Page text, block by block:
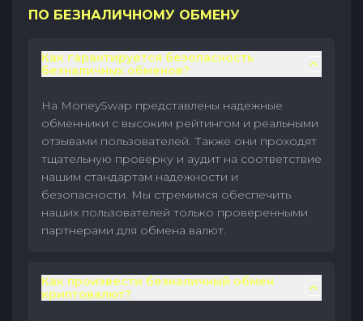
ПО БЕЗНАЛИЧНОМУ ОБМЕНУ
Как гарантируется безопасность
безналичных обменов?
На MoneySwap представлены надежные
обменники с высоким рейтингом и реальными
отзывами пользователей. Также они проходят
тщательную проверку и аудит на соответствие
нашим стандартам надежности и
безопасности. Мы стремимся обеспечить
наших пользователей только проверенными
партнерами для обмена валют.
Как произвести безналичный обмен
криптовалют?